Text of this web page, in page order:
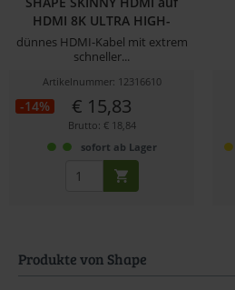
HDMI 8K ULTRA HIGH-
SPEED...
dünnes HDMI-Kabel mit extrem
schneller...
Artikelnummer: 12316610
-14% € 15,83
Brutto: € 18,84
sofort ab Lager
Produkte von Shape